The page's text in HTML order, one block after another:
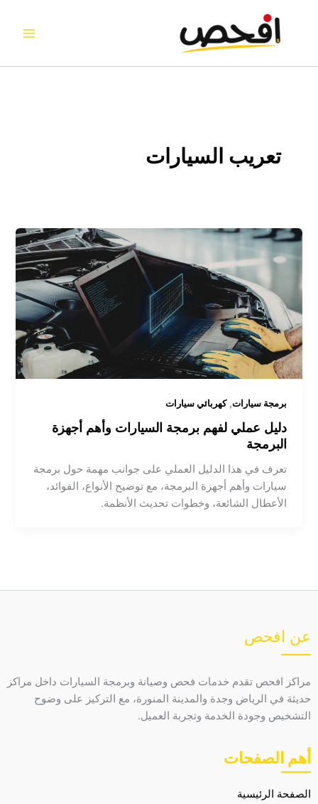
تعريب السيارات
برمجة سيارات,كهربائي سيارات
دليل عملي لفهم برمجة السيارات وأهم أجهزة
البرمجة
تعرف في هذا الدليل العملي على جوانب مهمة حول برمجة
سيارات وأهم أجهزة البرمجة، مع توضيح الأنواع، الفوائد،
الأعطال الشائعة، وخطوات تحديث الأنظمة.
عن افحص
مراكز افحص تقدم خدمات فحص وصيانة وبرمجة السيارات داخل مراكز
حديثة في الرياض وجدة والمدينة المنورة، مع التركيز على وضوح
التشخيص وجودة الخدمة وتجربة العميل.
أهم الصفحات
الصفحة الرئيسية